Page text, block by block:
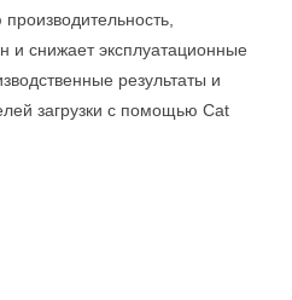
и снижает эксплуатационные
результаты и
загрузки с помощью Cat